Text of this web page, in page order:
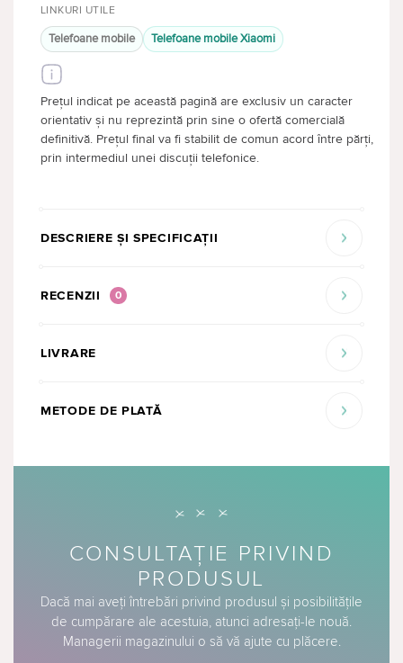
LINKURI UTILE
Telefoane mobile Telefoane mobile Xiaomi
Prețul indicat pe această pagină are exclusiv un caracter
orientativ și nu reprezintă prin sine o ofertă comercială
definitivă. Prețul final va fi stabilit de comun acord între părți,
prin intermediul unei discuții telefonice.
DESCRIERE ȘI SPECIFICAȚII
RECENZII 0
LIVRARE
METODE DE PLATĂ
CONSULTAȚIE PRIVIND
PRODUSUL
Dacă mai aveți întrebări privind produsul și posibilitățile
de cumpărare ale acestuia, atunci adresați-le nouă.
Managerii magazinului o să vă ajute cu plăcere.